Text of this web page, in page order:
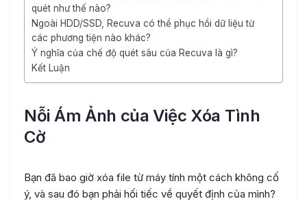
quét như thế nào?
Ngoài HDD/SSD, Recuva có thể phục hồi dữ liệu từ
các phương tiện nào khác?
Ý nghĩa của chế độ quét sâu của Recuva là gì?
Kết Luận
Nỗi Ám Ảnh của Việc Xóa Tình
Cờ
Bạn đã bao giờ xóa file từ máy tính một cách không cố
ý, và sau đó bạn phải hối tiếc về quyết định của mình?